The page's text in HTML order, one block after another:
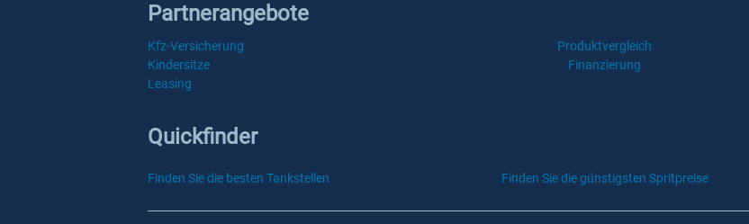
Partnerangebote
Kfz-Versicherung Produktvergleich
Kindersitze
Finanzierung
Leasing
Quickfinder
Finden Sie die besten Tankstellen Finden Sie die günstigsten Spritpreise